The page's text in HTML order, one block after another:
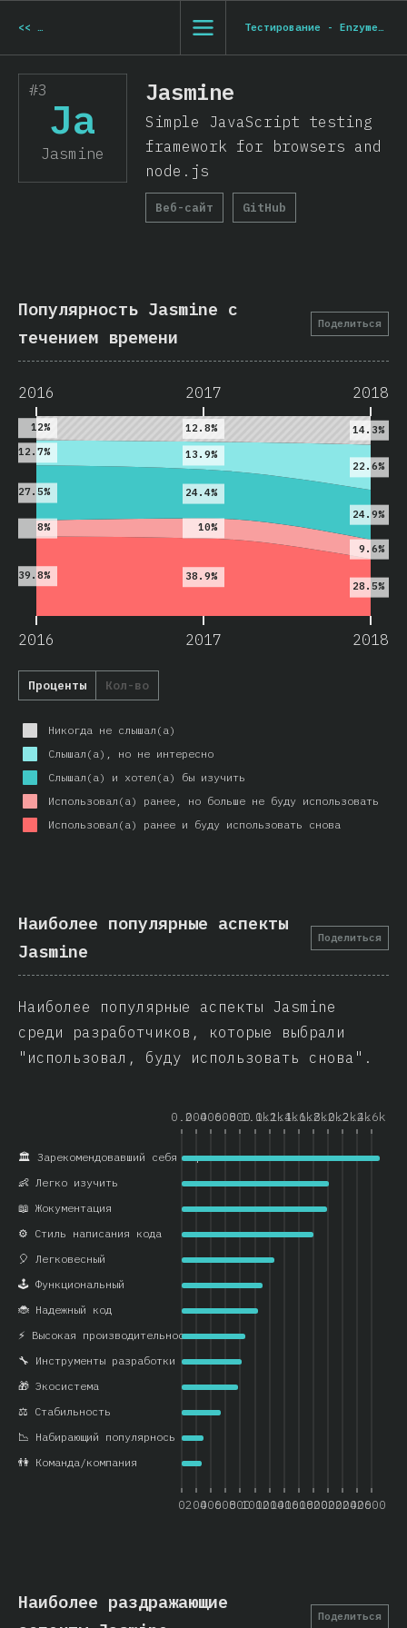
<<
Тестирование - Mocha Тестирование - Enzyme>>
#3
Ja
Jasmine
Jasmine
Simple JavaScript testing
framework for browsers and
node.js
Веб-сайт GitHub
Популярность Jasmine с
течением времени
Поделиться
2016 2017 2018
2016 2017 2018
39.8%
38.9%
28.5%
8%
10%
9.6%
27.5%
24.4%
24.9%
12.7% 13.9%
22.6%
12% 12.8% 14.3%
Проценты Кол-во
Никогда не слышал(а)
Слышал(а), но не интересно
Слышал(а) и хотел(а) бы изучить
Использовал(а) ранее, но больше не буду использовать
Использовал(а) ранее и буду использовать снова
Наиболее популярные аспекты
Jasmine
Поделиться
Наиболее популярные аспекты Jasmine
среди разработчиков, которые выбрали
"использовал, буду использовать снова".
0.02004006008001.0k1.2k1.4k1.6k1.8k2.0k2.2k2.4k2.6k
0200400600800100012001400160018002000220024002600
👫 Команда/компания
📉 Набирающий популярнось
⚖️ Стабильность
🎁 Экосистема
🔧 Инструменты разработки
⚡ Высокая производительность
🐞 Надежный код
🕹️ Функциональный
🎈 Легковесный
⚙️ Стиль написания кода
📖 Жокументация
👶 Легко изучить
🏛️ Зарекомендовавший себя вариант
Наиболее раздражающие
Поделиться